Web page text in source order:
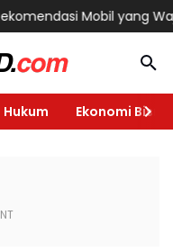
Mobil yang
Hukum Ekonomi Bisnis